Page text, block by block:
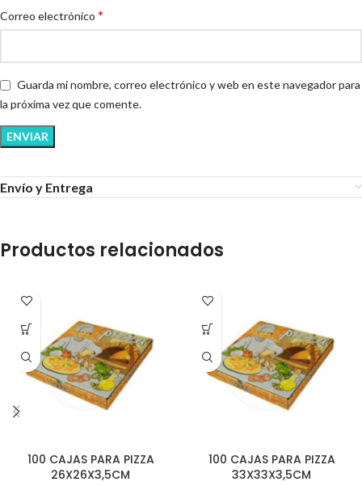
Correo electrónico *
Guarda mi nombre, correo electrónico y web en este navegador para
la próxima vez que comente.
Envío y Entrega
Productos relacionados
100 CAJAS PARA PIZZA
26X26X3,5CM
100 CAJAS PARA PIZZA
33X33X3,5CM